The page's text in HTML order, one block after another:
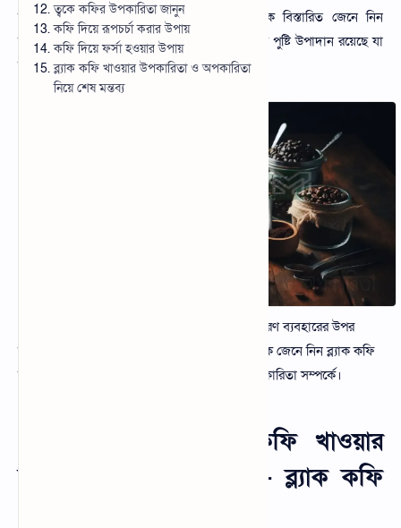
Help Center
Live Chat
ব্ল্যাক কফি খাওয়ার উপকারিতা ও অপকারিতা কে বিস্তারিত জেনে নিন
আজকের আর্টিকেলটি পড়ে। ব্ল্যাক কফির মধ্যে বিভিন্ন পুষ্টি উপাদান রয়েছে যা
মানুষের শরীরের বিভিন্ন উপকার করে।
যেকোনো খাদ্য গ্রহণের সঠিক উপায় জানা উচিত। কারণ ব্যবহারের উপর
অনেকটাই নির্ভর করে ভালো মন্দ প্রভাব। তাই আজকে জেনে নিন ব্ল্যাক কফি
বানানোর নিয়ম, দুধ কফি খাওয়ার উপকারিতা ও অপকারিতা সম্পর্কে।
পোস্ট সুচিপত্রঃ ব্ল্যাক কফি খাওয়ার
উপকারিতা ও অপকারিতা - ব্ল্যাক কফি
ত্বকে কফির উপকারিতা জানুন
কফি দিয়ে রূপচর্চা করার উপায়
কফি দিয়ে ফর্সা হওয়ার উপায়
ব্ল্যাক কফি খাওয়ার উপকারিতা ও অপকারিতা
নিয়ে শেষ মন্তব্য